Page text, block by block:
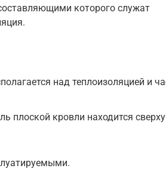
которого служат
над теплоизоляцией и
плоской кровли находится сверху